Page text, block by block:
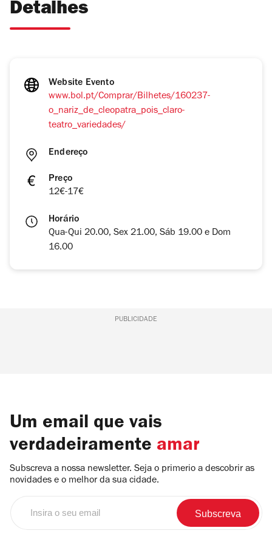
Detalhes
Website Evento
www.bol.pt/Comprar/Bilhetes/160237-
o_nariz_de_cleopatra_pois_claro-
teatro_variedades/
Endereço
Preço
12€-17€
Horário
Qua-Qui 20.00, Sex 21.00, Sáb 19.00 e Dom
16.00
PUBLICIDADE
Um email que vais
verdadeiramente amar
Subscreva a nossa newsletter. Seja o primerio a descobrir as
novidades e o melhor da sua cidade.